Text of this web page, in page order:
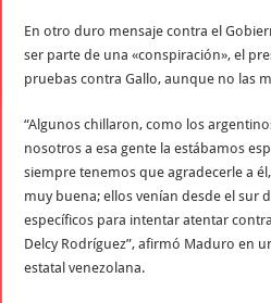
En otro duro mensaje contra el
ser parte de una «conspiración», el
pruebas contra Gallo, aunque no las
“Algunos chillaron, como los
nosotros a esa gente la estábamos
siempre tenemos que agradecerle a
muy buena; ellos venían desde el sur
específicos para intentar atentar
Delcy Rodríguez”, afirmó Maduro en
estatal venezolana.